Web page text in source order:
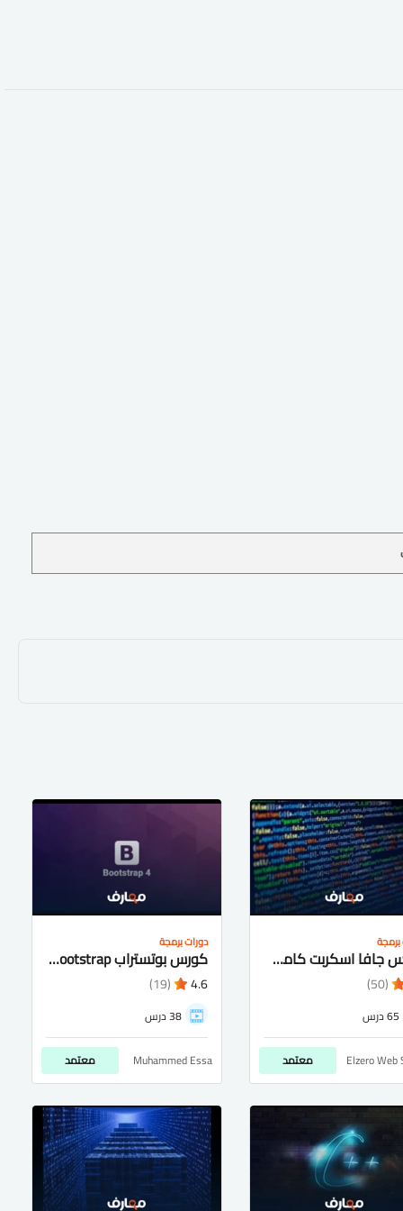
كورس جافا اسكربت كامل شرح عربى للمبتدئيين
(50)
65 درس
Elzero Web معتمد
دورات برمجة
كورس بوتستراب bootstrap شرح عربى كامل للمتبدئيين
4.6
(19)
38 درس
Muhammed Essa معتمد